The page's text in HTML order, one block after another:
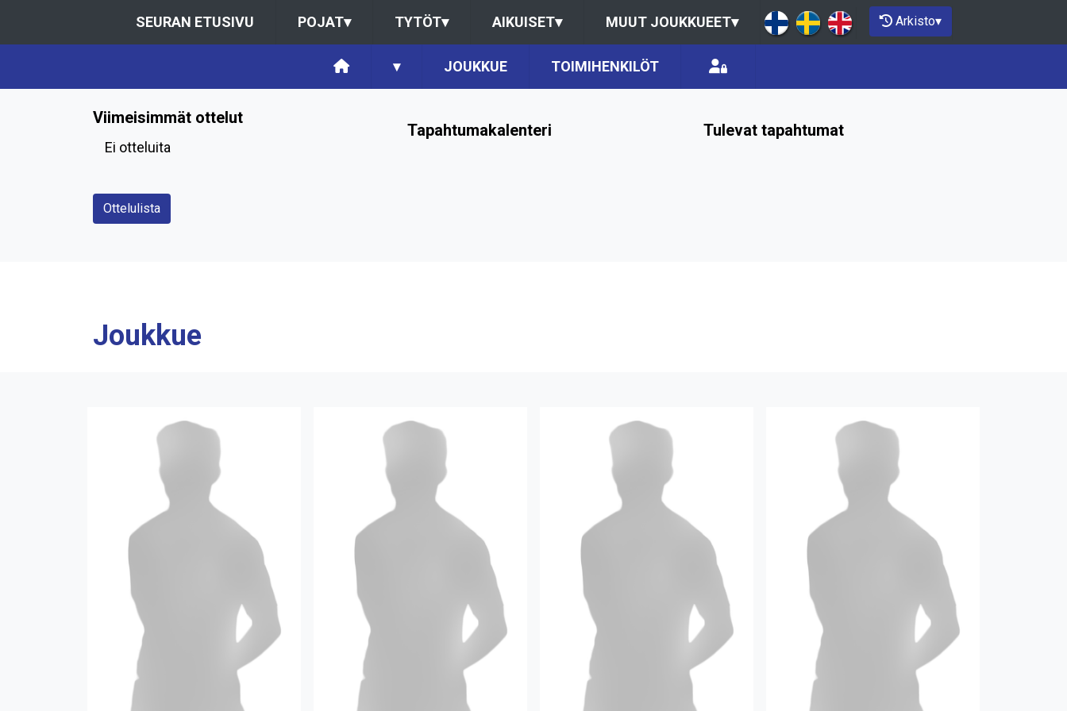
SEURAN ETUSIVU POJAT▾ TYTÖT▾ AIKUISET▾ MUUT JOUKKUEET▾ Arkisto▾
▾ JOUKKUE TOIMIHENKILÖT
Viimeisimmät ottelut
Ei otteluita
Ottelulista
Tapahtumakalenteri Tulevat tapahtumat
Joukkue